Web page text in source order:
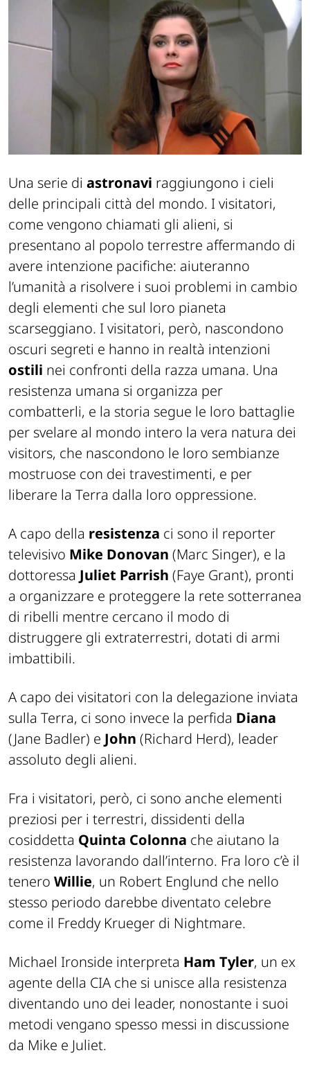
Una serie di astronavi raggiungono i cieli
delle principali città del mondo. I visitatori,
come vengono chiamati gli alieni, si
presentano al popolo terrestre affermando di
avere intenzione pacifiche: aiuteranno
l’umanità a risolvere i suoi problemi in cambio
degli elementi che sul loro pianeta
scarseggiano. I visitatori, però, nascondono
oscuri segreti e hanno in realtà intenzioni
ostili nei confronti della razza umana. Una
resistenza umana si organizza per
combatterli, e la storia segue le loro battaglie
per svelare al mondo intero la vera natura dei
visitors, che nascondono le loro sembianze
mostruose con dei travestimenti, e per
liberare la Terra dalla loro oppressione.
A capo della resistenza ci sono il reporter
televisivo Mike Donovan (Marc Singer), e la
dottoressa Juliet Parrish (Faye Grant), pronti
a organizzare e proteggere la rete sotterranea
di ribelli mentre cercano il modo di
distruggere gli extraterrestri, dotati di armi
imbattibili.
A capo dei visitatori con la delegazione inviata
sulla Terra, ci sono invece la perfida Diana
(Jane Badler) e John (Richard Herd), leader
assoluto degli alieni.
Fra i visitatori, però, ci sono anche elementi
preziosi per i terrestri, dissidenti della
cosiddetta Quinta Colonna che aiutano la
resistenza lavorando dall’interno. Fra loro c’è il
tenero Willie, un Robert Englund che nello
stesso periodo darebbe diventato celebre
come il Freddy Krueger di Nightmare.
Michael Ironside interpreta Ham Tyler, un ex
agente della CIA che si unisce alla resistenza
diventando uno dei leader, nonostante i suoi
metodi vengano spesso messi in discussione
da Mike e Juliet.